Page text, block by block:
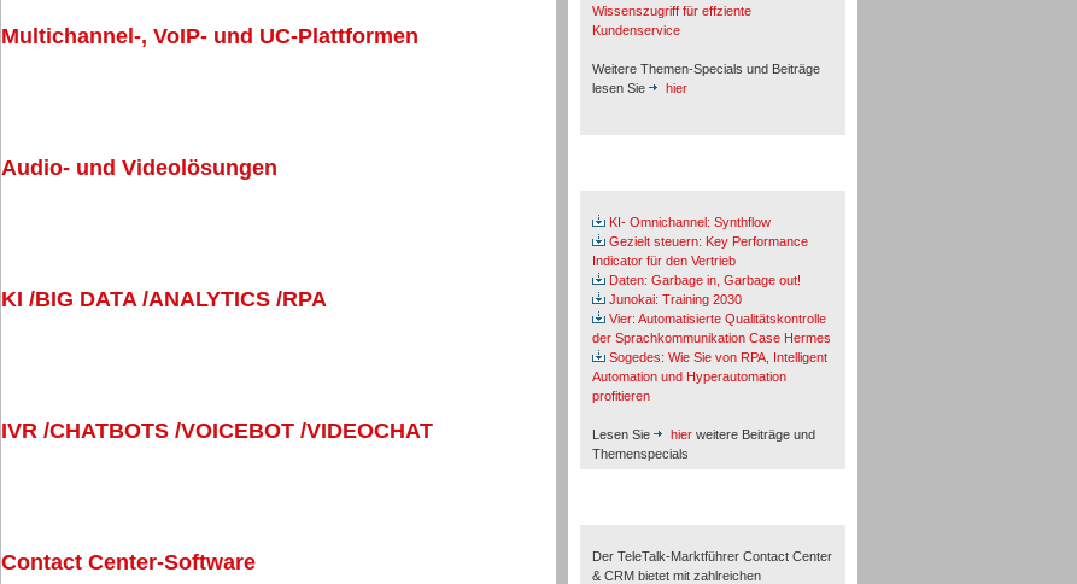
Multichannel-, VoIP- und UC-Plattformen
Audio- und Videolösungen
KI /BIG DATA /ANALYTICS /RPA
IVR /CHATBOTS /VOICEBOT /VIDEOCHAT
Contact Center-Software
Wissenszugriff für effziente
Kundenservice
Weitere Themen-Specials und Beiträge
lesen Sie
hier
KI- Omnichannel: Synthflow
Gezielt steuern: Key Performance
Indicator für den Vertrieb
Daten: Garbage in, Garbage out!
Junokai: Training 2030
Vier: Automatisierte Qualitätskontrolle
der Sprachkommunikation Case Hermes
Sogedes: Wie Sie von RPA, Intelligent
Automation und Hyperautomation
profitieren
Lesen Sie hier weitere Beiträge und
Themenspecials
Der TeleTalk-Marktführer Contact Center
& CRM bietet mit zahlreichen